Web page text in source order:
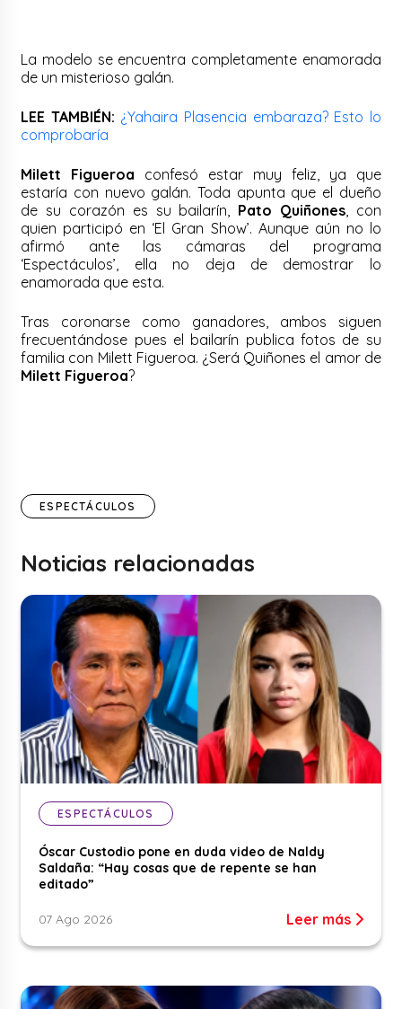
La modelo se encuentra completamente enamorada
de un misterioso galán.
LEE TAMBIÉN: ¿Yahaira Plasencia embaraza? Esto lo
comprobaría
Milett Figueroa confesó estar muy feliz, ya que
estaría con nuevo galán. Toda apunta que el dueño
de su corazón es su bailarín, Pato Quiñones, con
quien participó en ‘El Gran Show’. Aunque aún no lo
afirmó ante las cámaras del programa
‘Espectáculos’, ella no deja de demostrar lo
enamorada que esta.
Tras coronarse como ganadores, ambos siguen
frecuentándose pues el bailarín publica fotos de su
familia con Milett Figueroa. ¿Será Quiñones el amor de
Milett Figueroa?
ESPECTÁCULOS
Noticias relacionadas
ESPECTÁCULOS
Óscar Custodio pone en duda video de Naldy
Saldaña: “Hay cosas que de repente se han
editado”
07 Ago 2026 Leer más